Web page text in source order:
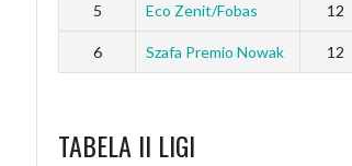
5 Eco Zenit/Fobas 12
6 Szafa Premio Nowak 12
TABELA II LIGI